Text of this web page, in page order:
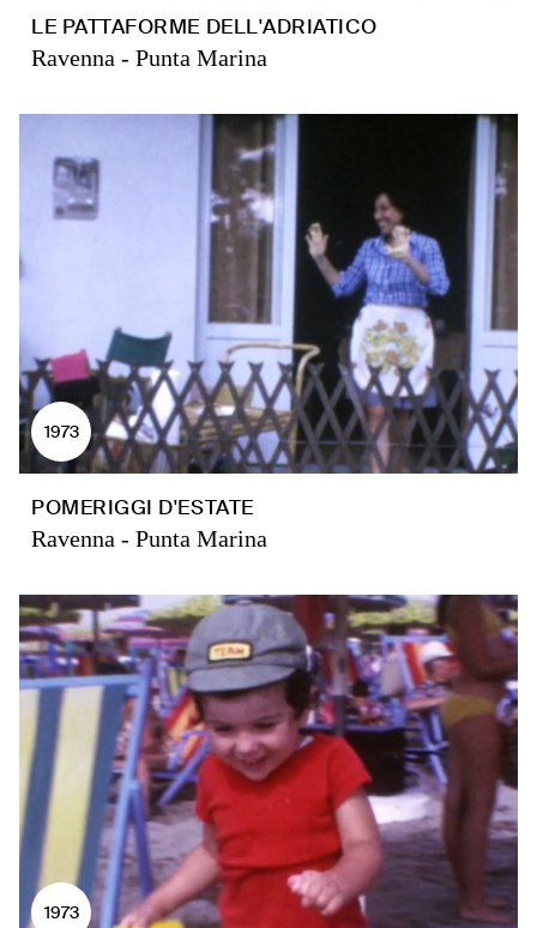
LE PATTAFORME DELL'ADRIATICO
Ravenna - Punta Marina
1973
POMERIGGI D'ESTATE
Ravenna - Punta Marina
1973